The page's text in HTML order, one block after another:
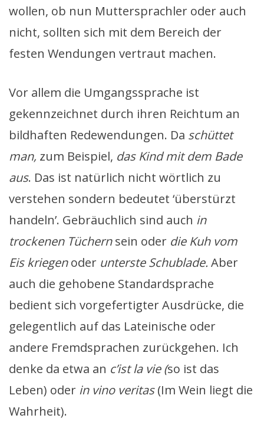
wollen, ob nun Muttersprachler oder auch
nicht, sollten sich mit dem Bereich der
festen Wendungen vertraut machen.
Vor allem die Umgangssprache ist
gekennzeichnet durch ihren Reichtum an
bildhaften Redewendungen. Da schüttet
man, zum Beispiel, das Kind mit dem Bade
aus. Das ist natürlich nicht wörtlich zu
verstehen sondern bedeutet ‘überstürzt
handeln’. Gebräuchlich sind auch in
trockenen Tüchernsein oder die Kuh vom
Eis kriegenoder unterste Schublade. Aber
auch die gehobene Standardsprache
bedient sich vorgefertigter Ausdrücke, die
gelegentlich auf das Lateinische oder
andere Fremdsprachen zurückgehen. Ich
denke da etwa an c’ist la vie (so ist das
Leben) oder in vino veritas(Im Wein liegt die
Wahrheit).